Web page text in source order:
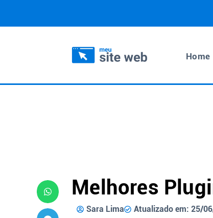
Home
Melhores
Sara Lima Atualizado em: 25/